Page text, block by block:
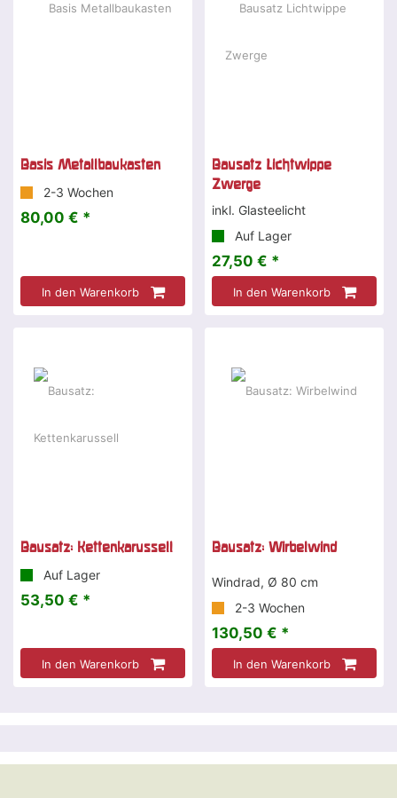
Basis Metallbaukasten
2-3 Wochen
80,00 € *
In den Warenkorb
Bausatz Lichtwippe
Zwerge
inkl. Glasteelicht
Auf Lager
27,50 € *
In den Warenkorb
Bausatz: Kettenkarussell
Auf Lager
53,50 € *
In den Warenkorb
Bausatz: Wirbelwind
Windrad, Ø 80 cm
2-3 Wochen
130,50 € *
In den Warenkorb